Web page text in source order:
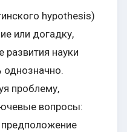
hypothesis)
или догадку,
развития науки
проблему,
вопросы:
предположение